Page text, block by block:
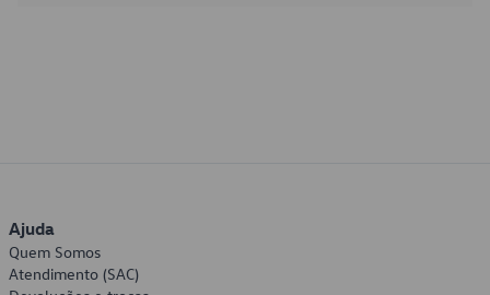
Ajuda
Quem Somos
Atendimento (SAC)